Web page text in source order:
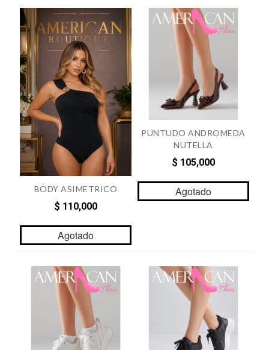
BODY ASIMETRICO
$ 110,000
Agotado
PUNTUDO ANDROMEDA
NUTELLA
$ 105,000
Agotado